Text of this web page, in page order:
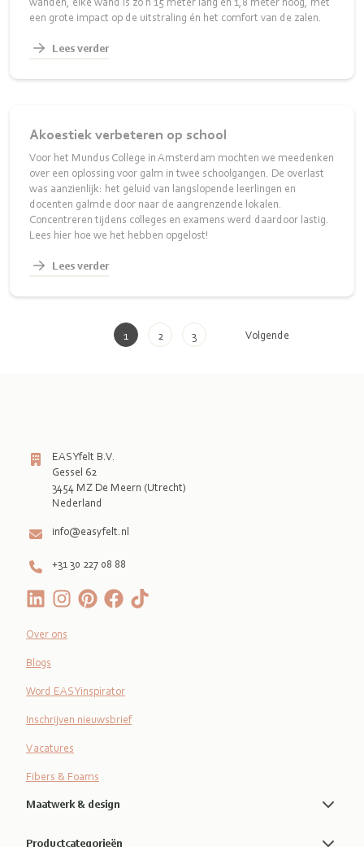
een grote impact op de uitstraling én het comfort van de zalen.
Lees verder
Akoestiek verbeteren op school
Voor het Mundus College in Amsterdam mochten we meedenken
over een oplossing voor galm in twee schoolgangen. De overlast
was aanzienlijk: het geluid van langslopende leerlingen en
docenten galmde door naar de aangrenzende lokalen.
Concentreren tijdens colleges en examens werd daardoor lastig.
Lees hier hoe we het hebben opgelost!
Lees verder
1 2 3 Volgende
EASYfelt B.V.
Gessel 62
3454 MZ De Meern (Utrecht)
Nederland
info@easyfelt.nl
+31 30 227 08 88
Over ons
Blogs
Word EASYinspirator
Inschrijven nieuwsbrief
Vacatures
Fibers & Foams
Maatwerk & design
Productcategorieën